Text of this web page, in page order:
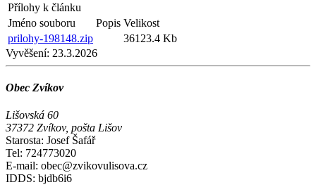
Přílohy k článku
Jméno souboru
Popis Velikost
prilohy-198148.zip
36123.4 Kb
Vyvěšení: 23.3.2026
Obec Zvíkov
Lišovská 60
37372 Zvíkov, pošta Lišov
Starosta: Josef Šafář
Tel: 724773020
E-mail: obec@zvikovulisova.cz
IDDS: bjdb6i6